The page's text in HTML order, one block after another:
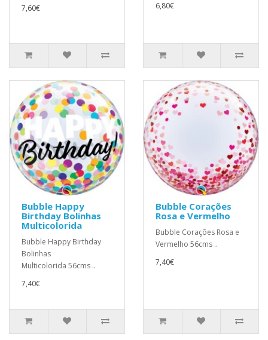
7,60€
6,80€
Bubble Happy
Birthday Bolinhas
Multicolorida
Bubble Happy Birthday
Bolinhas
Multicolorida 56cms ..
7,40€
Bubble Corações
Rosa e Vermelho
Bubble Corações Rosa e
Vermelho 56cms ..
7,40€